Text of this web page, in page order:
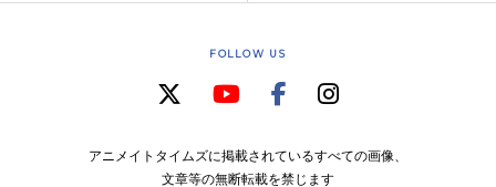
FOLLOW US
アニメイトタイムズに掲載されているすべての画像、
文章等の無断転載を禁じます